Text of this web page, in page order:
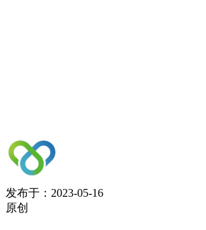
发布于：2023-05-16
原创